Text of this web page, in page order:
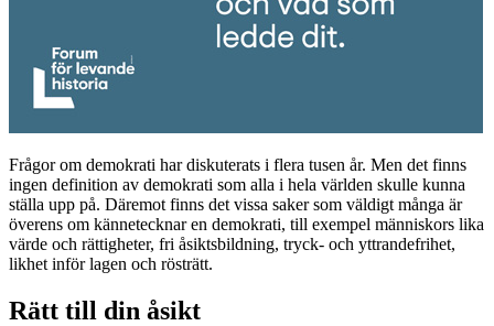
Frågor om demokrati har diskuterats i flera tusen år. Men det finns
ingen definition av demokrati som alla i hela världen skulle kunna
ställa upp på. Däremot finns det vissa saker som väldigt många är
överens om kännetecknar en demokrati, till exempel människors lika
värde och rättigheter, fri åsiktsbildning, tryck- och yttrandefrihet,
likhet inför lagen och rösträtt.
Rätt till din åsikt